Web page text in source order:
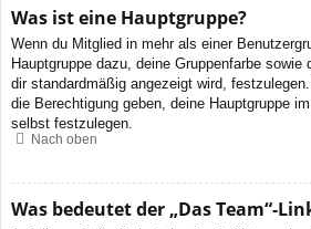
Was ist eine Hauptgruppe?
Wenn du Mitglied in mehr als einer
Hauptgruppe dazu, deine Gruppenfarbe sowie
dir standardmäßig angezeigt wird,
die Berechtigung geben, deine Hauptgruppe
selbst festzulegen.
Nach oben
Was bedeutet der „Das Team“-